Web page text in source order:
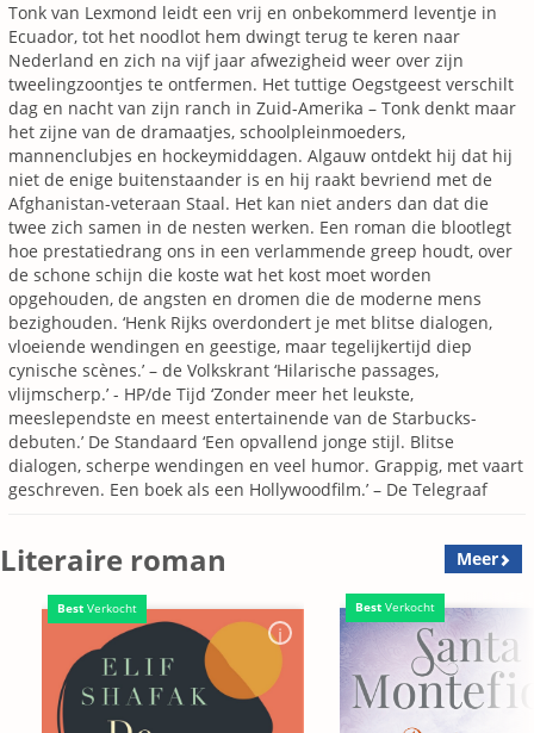
Tonk van Lexmond leidt een vrij en onbekommerd leventje in
Ecuador, tot het noodlot hem dwingt terug te keren naar
Nederland en zich na vijf jaar afwezigheid weer over zijn
tweelingzoontjes te ontfermen. Het tuttige Oegstgeest verschilt
dag en nacht van zijn ranch in Zuid-Amerika – Tonk denkt maar
het zijne van de dramaatjes, schoolpleinmoeders,
mannenclubjes en hockeymiddagen. Algauw ontdekt hij dat hij
niet de enige buitenstaander is en hij raakt bevriend met de
Afghanistan-veteraan Staal. Het kan niet anders dan dat die
twee zich samen in de nesten werken. Een roman die blootlegt
hoe prestatiedrang ons in een verlammende greep houdt, over
de schone schijn die koste wat het kost moet worden
opgehouden, de angsten en dromen die de moderne mens
bezighouden. ‘Henk Rijks overdondert je met blitse dialogen,
vloeiende wendingen en geestige, maar tegelijkertijd diep
cynische scènes.’ – de Volkskrant ‘Hilarische passages,
vlijmscherp.’ - HP/de Tijd ‘Zonder meer het leukste,
meeslependste en meest entertainende van de Starbucks-
debuten.’ De Standaard ‘Een opvallend jonge stijl. Blitse
dialogen, scherpe wendingen en veel humor. Grappig, met vaart
geschreven. Een boek als een Hollywoodfilm.’ – De Telegraaf
Literaire roman Meer
Best Verkocht Best Verkocht